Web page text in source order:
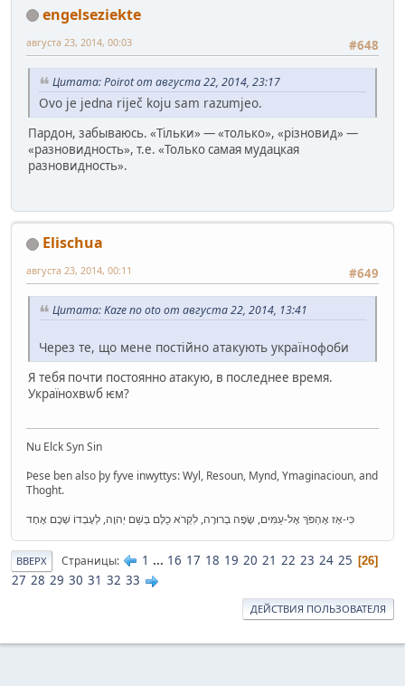
engelseziekte
#648
августа 23, 2014, 00:03
Цитата: Poirot от августа 22, 2014, 23:17
Ovo je jedna riječ koju sam razumjeo.
Пардон, забываюсь. «Тільки» — «только», «різновид» —
«разновидность», т.е. «Только самая мудацкая
разновидность».
Elischua
#649
августа 23, 2014, 00:11
Цитата: Kaze no oto от августа 22, 2014, 13:41
Через те, що мене постійно атакують українофоби
Я тебя почти постоянно атакую, в последнее время.
Украïнохвѡб ѥм?
Nu Elck Syn Sin
Þese ben also þy fyve inwyttys: Wyl, Resoun, Mynd, Ymaginacioun, and
Thoght.
כִּי-אָז אֶהְפֹּךְ אֶל-עַמִּים, שָׂפָה בְרוּרָה, לִקְרֹא כֻלָּם בְּשֵׁם יְהוָה, לְעָבְדוֹ שְׁכֶם אֶחָד
ВВЕРХ Страницы 1 ... 16 17 18 19 20 21 22 23 24 25 26
27 28 29 30 31 32 33
ДЕЙСТВИЯ ПОЛЬЗОВАТЕЛЯ